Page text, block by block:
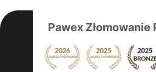
Pawex Złomowanie